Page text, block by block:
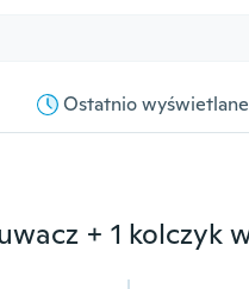
Ostatnio wyświetlane